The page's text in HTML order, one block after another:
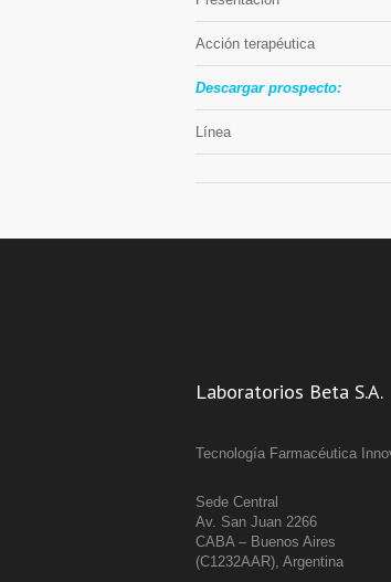
Acción terapéutica
Descargar prospecto:
Línea
Laboratorios Beta S.A.
Tecnología Farmacéutica
Sede Central
Av. San Juan 2266
CABA – Buenos Aires
(C1232AAR), Argentina